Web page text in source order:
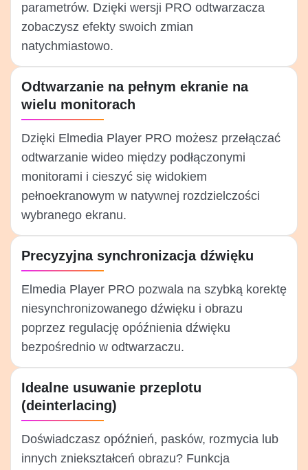
parametrów. Dzięki wersji PRO odtwarzacza
zobaczysz efekty swoich zmian
natychmiastowo.
Odtwarzanie na pełnym ekranie na
wielu monitorach
Dzięki Elmedia Player PRO możesz przełączać
odtwarzanie wideo między podłączonymi
monitorami i cieszyć się widokiem
pełnoekranowym w natywnej rozdzielczości
wybranego ekranu.
Precyzyjna synchronizacja dźwięku
Elmedia Player PRO pozwala na szybką korektę
niesynchronizowanego dźwięku i obrazu
poprzez regulację opóźnienia dźwięku
bezpośrednio w odtwarzaczu.
Idealne usuwanie przeplotu
(deinterlacing)
Doświadczasz opóźnień, pasków, rozmycia lub
innych zniekształceń obrazu? Funkcja